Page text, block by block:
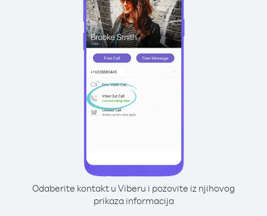
Odaberite kontakt u Viberu i pozovite iz njihovog
prikaza informacija